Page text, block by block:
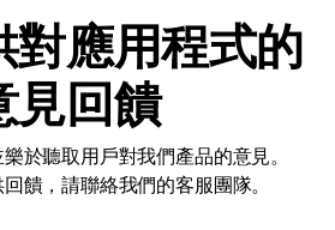
對應用程式的
見回饋
於聽取用戶對我們產品的意見。
饋，請聯絡我們的客服團隊。